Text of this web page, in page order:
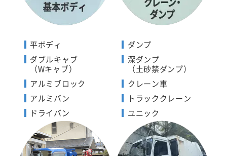
平ボディ
ダブルキャブ
（Wキャブ）
アルミブロック
アルミバン
ドライバン
ダンプ
深ダンプ
（土砂禁ダンプ）
クレーン車
トラッククレーン
ユニック